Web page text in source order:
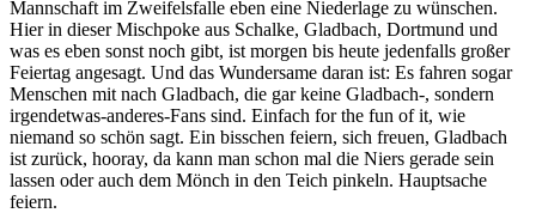
Mannschaft im Zweifelsfalle eben eine Niederlage zu wünschen.
Hier in dieser Mischpoke aus Schalke, Gladbach, Dortmund und
was es eben sonst noch gibt, ist morgen bis heute jedenfalls großer
Feiertag angesagt. Und das Wundersame daran ist: Es fahren sogar
Menschen mit nach Gladbach, die gar keine Gladbach-, sondern
irgendetwas-anderes-Fans sind. Einfach for the fun of it, wie
niemand so schön sagt. Ein bisschen feiern, sich freuen, Gladbach
ist zurück, hooray, da kann man schon mal die Niers gerade sein
lassen oder auch dem Mönch in den Teich pinkeln. Hauptsache
feiern.